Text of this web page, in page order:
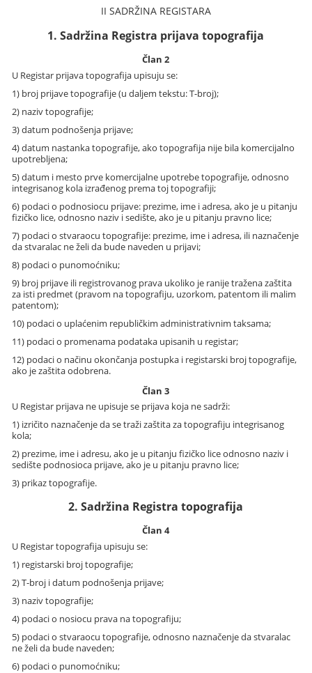
II SADRŽINA REGISTARA
1. Sadržina Registra prijava topografija
Član 2
U Registar prijava topografija upisuju se:
1) broj prijave topografije (u daljem tekstu: T-broj);
2) naziv topografije;
3) datum podnošenja prijave;
4) datum nastanka topografije, ako topografija nije bila komercijalno
upotrebljena;
5) datum i mesto prve komercijalne upotrebe topografije, odnosno
integrisanog kola izrađenog prema toj topografiji;
6) podaci o podnosiocu prijave: prezime, ime i adresa, ako je u pitanju
fizičko lice, odnosno naziv i sedište, ako je u pitanju pravno lice;
7) podaci o stvaraocu topografije: prezime, ime i adresa, ili naznačenje
da stvaralac ne želi da bude naveden u prijavi;
8) podaci o punomoćniku;
9) broj prijave ili registrovanog prava ukoliko je ranije tražena zaštita
za isti predmet (pravom na topografiju, uzorkom, patentom ili malim
patentom);
10) podaci o uplaćenim republičkim administrativnim taksama;
11) podaci o promenama podataka upisanih u registar;
12) podaci o načinu okončanja postupka i registarski broj topografije,
ako je zaštita odobrena.
Član 3
U Registar prijava ne upisuje se prijava koja ne sadrži:
1) izričito naznačenje da se traži zaštita za topografiju integrisanog
kola;
2) prezime, ime i adresu, ako je u pitanju fizičko lice odnosno naziv i
sedište podnosioca prijave, ako je u pitanju pravno lice;
3) prikaz topografije.
2. Sadržina Registra topografija
Član 4
U Registar topografija upisuju se:
1) registarski broj topografije;
2) T-broj i datum podnošenja prijave;
3) naziv topografije;
4) podaci o nosiocu prava na topografiju;
5) podaci o stvaraocu topografije, odnosno naznačenje da stvaralac
ne želi da bude naveden;
6) podaci o punomoćniku;